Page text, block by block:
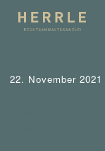
22. November 2021